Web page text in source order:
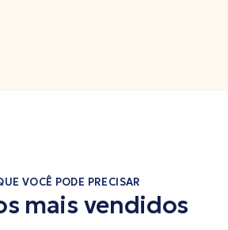
VOCÊ PODE PRECISAR
mais vendidos